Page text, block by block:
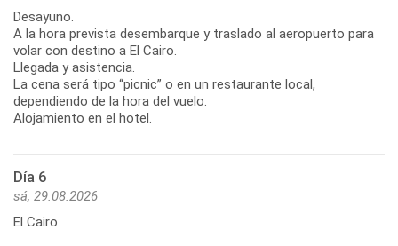
Desayuno.
A la hora prevista desembarque y traslado al aeropuerto para
volar con destino a El Cairo.
Llegada y asistencia.
La cena será tipo “picnic” o en un restaurante local,
dependiendo de la hora del vuelo.
Alojamiento en el hotel.
Día 6
sá, 29.08.2026
El Cairo